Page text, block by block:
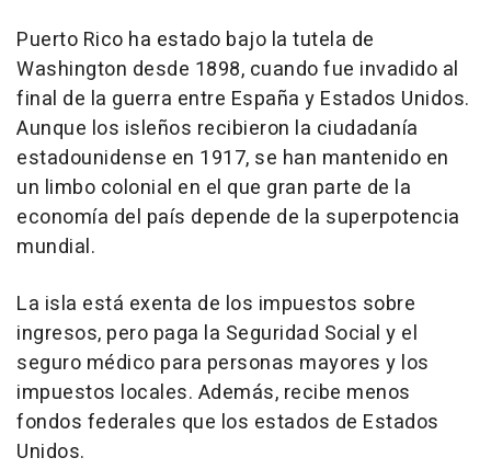
Puerto Rico ha estado bajo la tutela de
Washington desde 1898, cuando fue invadido al
final de la guerra entre España y Estados Unidos.
Aunque los isleños recibieron la ciudadanía
estadounidense en 1917, se han mantenido en
un limbo colonial en el que gran parte de la
economía del país depende de la superpotencia
mundial.
La isla está exenta de los impuestos sobre
ingresos, pero paga la Seguridad Social y el
seguro médico para personas mayores y los
impuestos locales. Además, recibe menos
fondos federales que los estados de Estados
Unidos.